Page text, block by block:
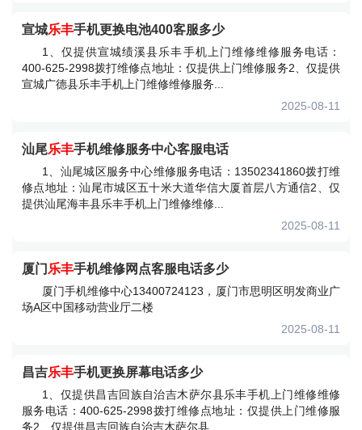
宣城乐丰手机更换电池400客服多少
1、仅提供宣城绩溪县乐丰手机上门维修维修服务电话：
400-625-2998拨打维修点地址：仅提供上门维修服务2、仅提供
宣城广德县乐丰手机上门维修维修服务...
2025-08-11
汕尾乐丰手机维修服务中心客服电话
1、汕尾城区服务中心维修服务电话：13502341860拨打维
修点地址：汕尾市城区五十米大道华信大厦首层八方通信2、仅
提供汕尾海丰县乐丰手机上门维修维修...
2025-08-11
厦门 乐丰手机维修网点客服电话多少
厦门手机维修中心13400724123，厦门市思明区明发商业广
场A区中国移动营业厅二楼
2025-08-11
昌吉乐丰手机更换屏幕电话多少
1、仅提供昌吉回族自治吉木萨尔县乐丰手机上门维修维修
服务电话：400-625-2998拨打维修点地址：仅提供上门维修服
务2、仅提供昌吉回族自治吉木萨尔县...